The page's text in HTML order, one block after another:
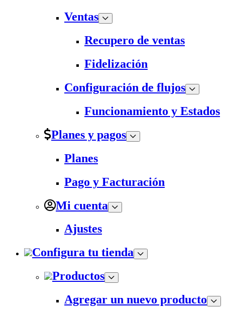
Ventas
Recupero de ventas
Fidelización
Configuración de flujos
Funcionamiento y Estados
Planes y pagos
Planes
Pago y Facturación
Mi cuenta
Ajustes
Configura tu tienda
Productos
Agregar un nuevo producto